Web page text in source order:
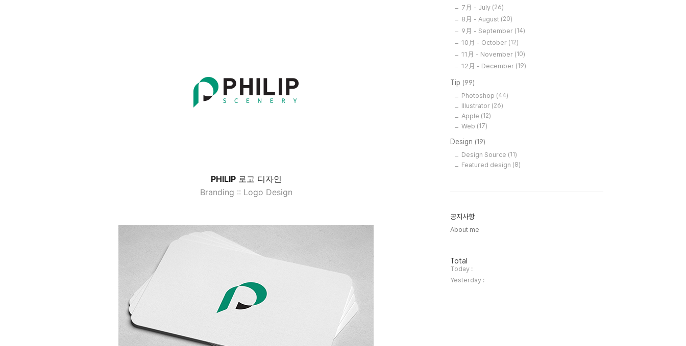
PHILIP로고 디자인
Branding :: Logo Design
7月 - July (26)
8月 - August (20)
9月 - September (14)
10月 - October (12)
11月 - November (10)
12月 - December (19)
Tip (99)
Photoshop (44)
Illustrator (26)
Apple (12)
Web (17)
Design (19)
Design Source (11)
Featured design (8)
공지사항
About me
방
문
자
수
Total
Today :
Yesterday :